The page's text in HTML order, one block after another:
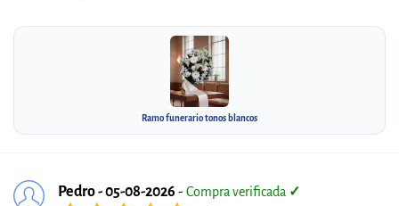
Ramo funerario tonos blancos
Pedro - 05-08-2026 - Compra verificada ✓